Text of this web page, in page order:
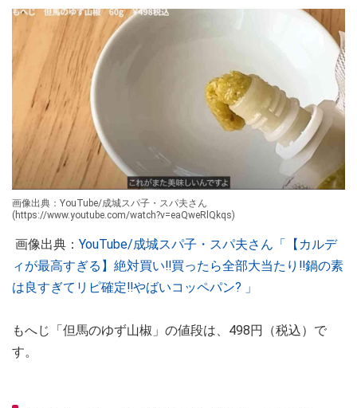
画像出典：YouTube/成城スパ子・スパ夫さん
(https://www.youtube.com/watch?v=eaQweRlQkqs)
画像出典： YouTube/成城スパ子・スパ夫さん「【カルデ
ィが最高すぎる】絶対買い‼️買ったら全部大当たり‼️鍋の素
は良すぎてリピ確定‼︎やばいコッペパン? 」
もへじ「但馬のゆず山椒」の値段は、498円（税込）で
す。